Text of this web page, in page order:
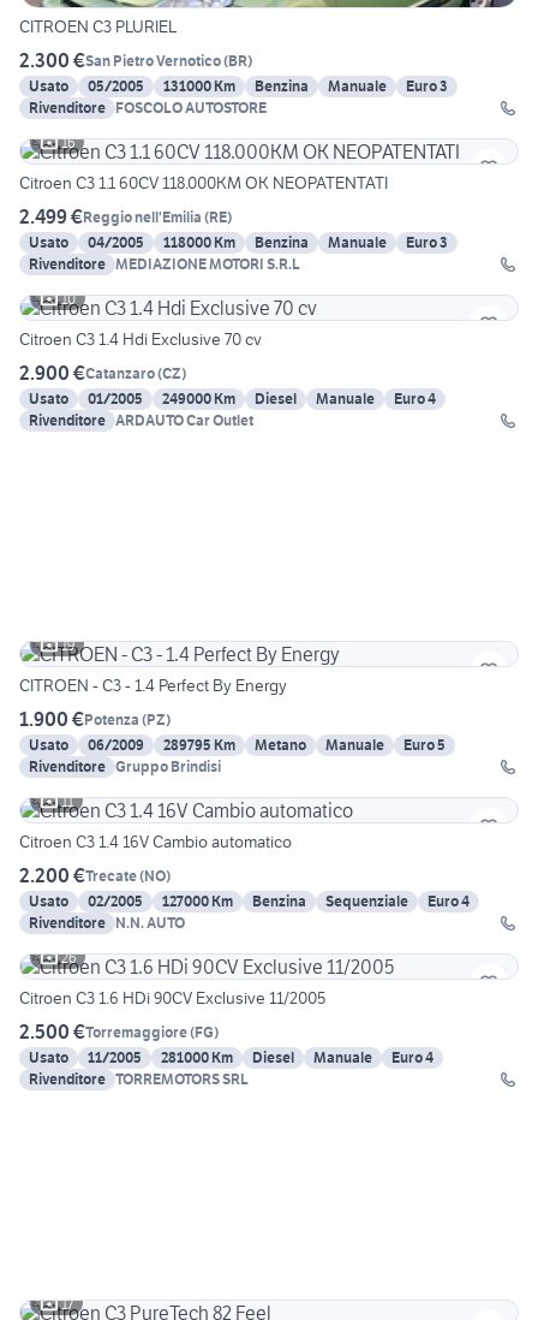
CITROEN C3 PLURIEL
2.300 €San Pietro Vernotico(BR)
Usato
05/2005 131000 Km Benzina Manuale
Euro 3
Rivenditore
FOSCOLO AUTOSTORE
16
Citroen C3 1.1 60CV 118.000KM OK NEOPATENTATI
2.499 €Reggio nell'Emilia (RE)
Usato
04/2005 118000 Km Benzina Manuale
Euro 3
Rivenditore MEDIAZIONE MOTORI S.R.L
10
Citroen C3 1.4 Hdi Exclusive 70 cv
2.900 €Catanzaro(CZ)
Usato
01/2005 249000 Km Diesel Manuale
Euro 4
Rivenditore ARDAUTO Car Outlet
19
CITROEN - C3 - 1.4 Perfect By Energy
1.900 €Potenza (PZ)
Usato
06/2009 289795 Km Metano Manuale
Euro 5
Rivenditore Gruppo Brindisi
11
Citroen C3 1.4 16V Cambio automatico
2.200 €Trecate(NO)
Usato
02/2005 127000 Km Benzina Sequenziale
Euro 4
Rivenditore N.N. AUTO
26
Citroen C3 1.6 HDi 90CV Exclusive 11/2005
2.500 €Torremaggiore(FG)
Usato
11/2005 281000 Km Diesel Manuale
Euro 4
Rivenditore TORREMOTORS SRL
17